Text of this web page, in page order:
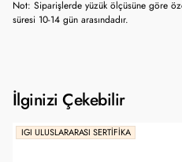
Not: Siparişlerde yüzük ölçüsüne göre
süresi 10-14 gün arasındadır.
İlginizi Çekebilir
IGI ULUSLARARASI SERTIFIKA